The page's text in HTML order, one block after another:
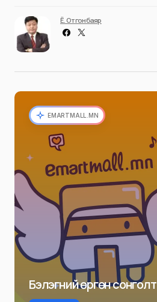
Ё. Отгонбаяр
EMARTMALL.MN
Бэлэгний өргөн сонголт